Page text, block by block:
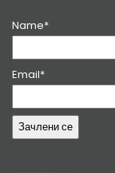
Name*
Email*